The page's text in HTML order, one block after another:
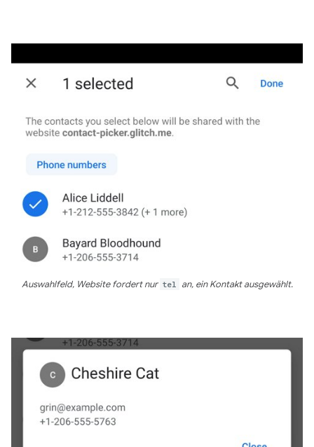
Auswahlfeld, Website fordert nur tel an, ein Kontakt ausgewählt.